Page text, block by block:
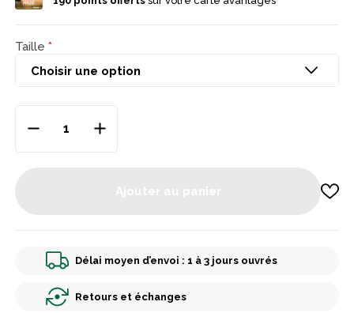
Taille
Délai moyen d’envoi : 1 à 3 jours ouvrés
Retours et échanges